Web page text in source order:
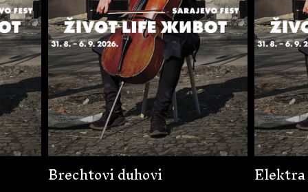
Brechtovi duhovi Elektra